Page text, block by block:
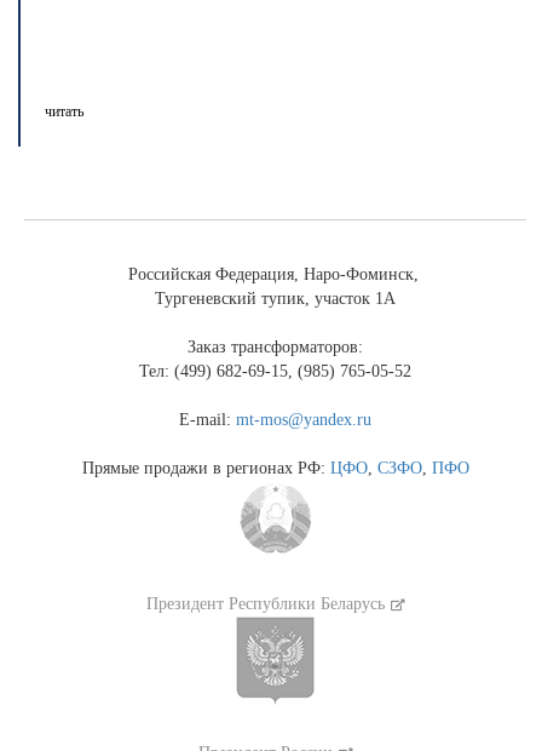
читать
Российская Федерация, Наро-Фоминск,
Тургеневский тупик, участок 1А
Заказ трансформаторов:
Тел: (499) 682-69-15, (985) 765-05-52
E-mail:mt-mos@yandex.ru
Прямые продажи в регионах РФ: ЦФО, СЗФО, ПФО
Президент Республики Беларусь